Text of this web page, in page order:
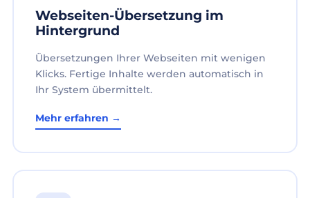
Webseiten-Übersetzung im
Hintergrund
Übersetzungen Ihrer Webseiten mit wenigen
Klicks. Fertige Inhalte werden automatisch in
Ihr System übermittelt.
Mehr erfahren →